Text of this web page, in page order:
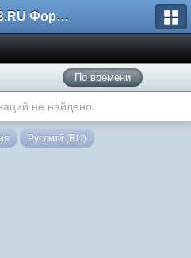
ARMA3.RU Форум
По времени
не найдено.
Русский (RU)